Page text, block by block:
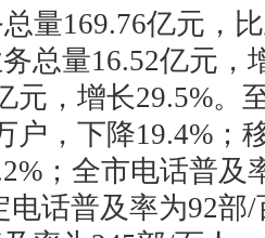
量169.76亿元，
总量16.52亿元，
元，增长29.5%。
户，下降19.4% ；
；全市电话普及
电话普及率为92部/